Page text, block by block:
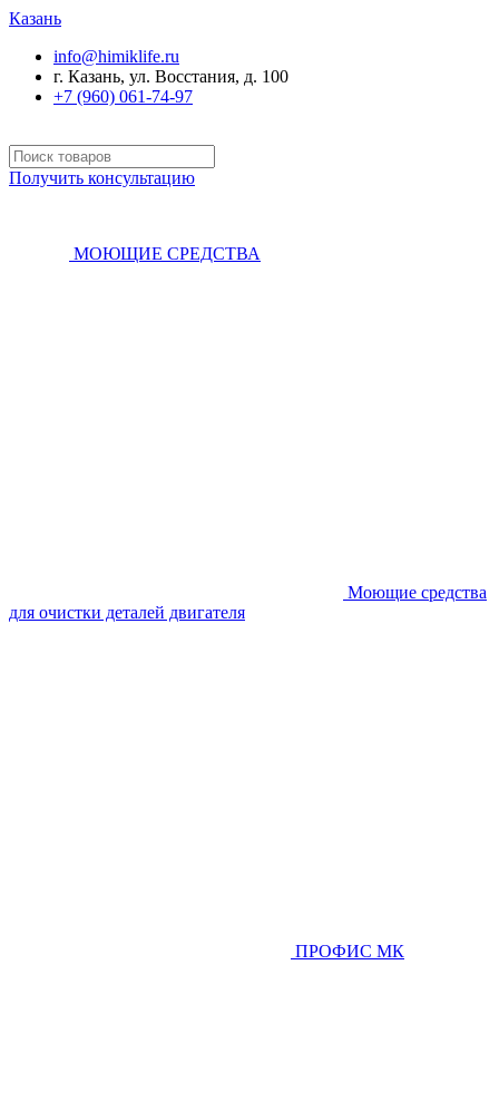
Казань
info@himiklife.ru
г. Казань, ул. Восстания, д. 100
+7 (960) 061-74-97
Получить консультацию
МОЮЩИЕ СРЕДСТВА
Моющие средства
для очистки деталей двигателя
ПРОФИС МК